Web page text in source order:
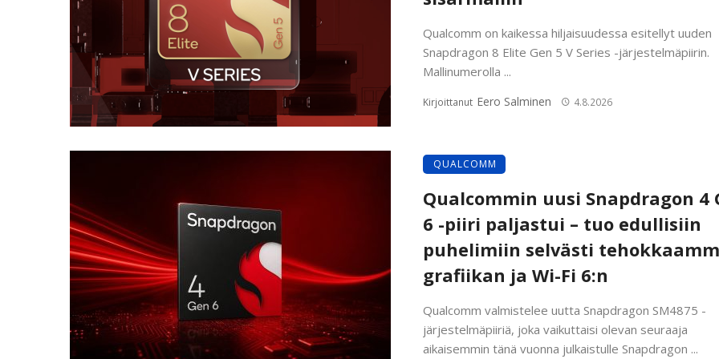
Qualcomm on kaikessa hiljaisuudessa esitellyt uuden
Snapdragon 8 Elite Gen 5 V Series -järjestelmäpiirin.
Mallinumerolla ...
Kirjoittanut Eero Salminen 4.8.2026
QUALCOMM
Qualcommin uusi Snapdragon 4
6 -piiri paljastui – tuo edullisiin
puhelimiin selvästi
grafiikan ja Wi-Fi 6:n
Qualcomm valmistelee uutta Snapdragon SM4875 -
järjestelmäpiiriä, joka vaikuttaisi olevan seuraaja
aikaisemmin tänä vuonna julkaistulle Snapdragon ...